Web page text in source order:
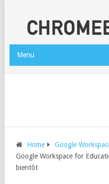
Menu
Home
Google
Google Workspace for
bientôt